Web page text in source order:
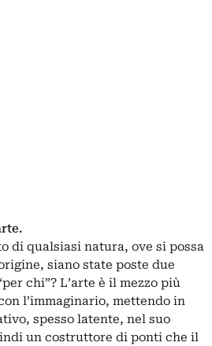
di qualsiasi natura, ove si possa
siano state poste due
chi”? L’arte è il mezzo più
l’immaginario, mettendo in
spesso latente, nel suo
un costruttore di ponti che il